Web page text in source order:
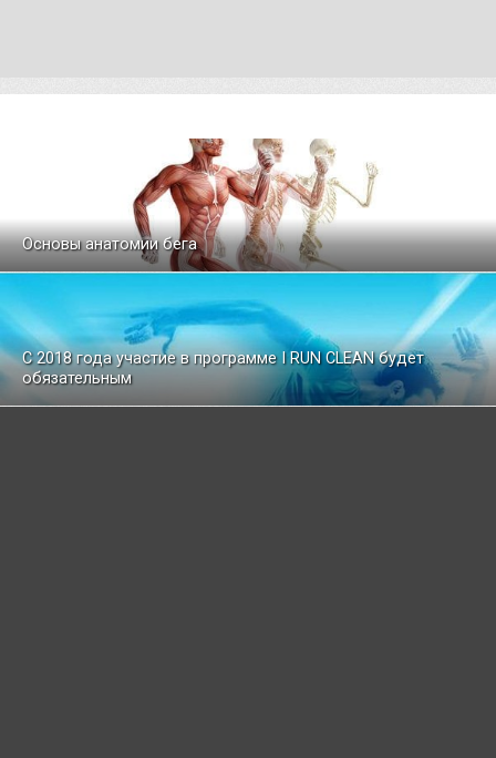
Основы анатомии бега
С 2018 года участие в программе I RUN CLEAN будет
обязательным